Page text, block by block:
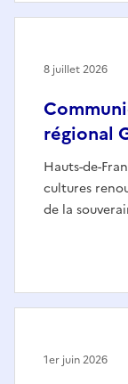
régional
Hauts-de-
cultures
de la
8 juillet 2026
1er juin 2026